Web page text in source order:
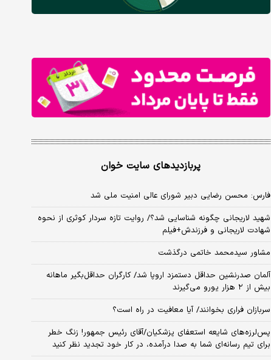
پربازدیدهای سایت خوان
فارس: محسن رضایی دبیر شورای عالی امنیت ملی شد
شهید لاریجانی چگونه شناسایی شد؟/ روایت تازه سردار کوثری از نحوه
شهادت لاریجانی و فرزندش+فیلم
مشاور سیدمحمد خاتمی درگذشت
آلمان صدرنشین حداقل دستمزد اروپا شد/ کارگران حداقل‌بگیر ماهانه
بیش از ۲ هزار یورو می‌گیرند
سربازان فراری بخوانند/ آیا معافیت در راه است؟
پس‌لرزه‌های شایعه استعفای پزشکیان/آقای رئیس جمهور! زنگ خطر
برای تیم رسانه‌ای شما به صدا درآمده، در کار خود تجدید نظر کنید